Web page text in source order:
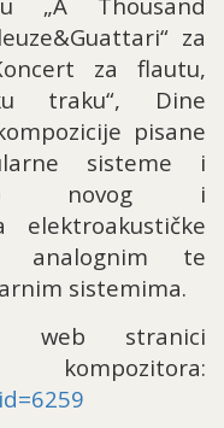
za
za flautu,
traku“, Dine
pisane
sisteme i
novog i
elektroakustičke
te
sistemima.
web stranici
kompozitora: